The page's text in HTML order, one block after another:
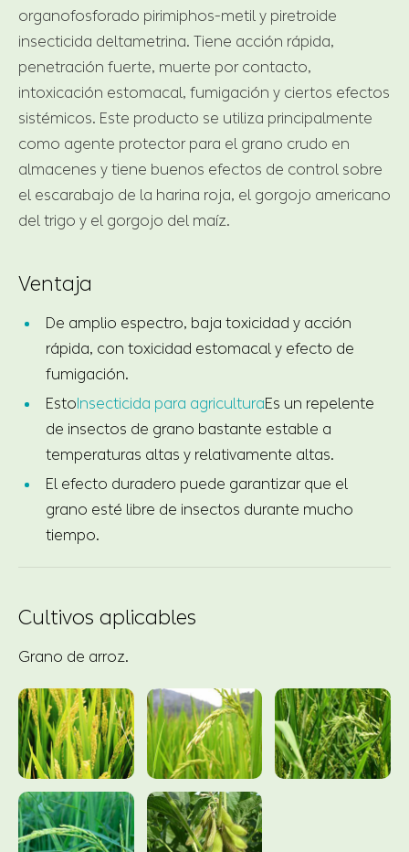
organofosforado pirimiphos-metil y piretroide
insecticida deltametrina. Tiene acción rápida,
penetración fuerte, muerte por contacto,
intoxicación estomacal, fumigación y ciertos efectos
sistémicos. Este producto se utiliza principalmente
como agente protector para el grano crudo en
almacenes y tiene buenos efectos de control sobre
el escarabajo de la harina roja, el gorgojo americano
del trigo y el gorgojo del maíz.
Ventaja
De amplio espectro, baja toxicidad y acción
rápida, con toxicidad estomacal y efecto de
fumigación.
EstoInsecticida para agriculturaEs un repelente
de insectos de grano bastante estable a
temperaturas altas y relativamente altas.
El efecto duradero puede garantizar que el
grano esté libre de insectos durante mucho
tiempo.
Cultivos aplicables
Grano de arroz.